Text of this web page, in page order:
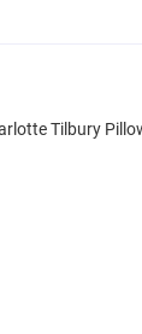
Tilbury